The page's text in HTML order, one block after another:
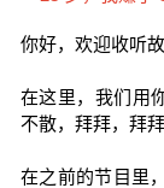
你好，欢迎收听
在这里，我们用
不散，拜拜，拜拜
在之前的节目里